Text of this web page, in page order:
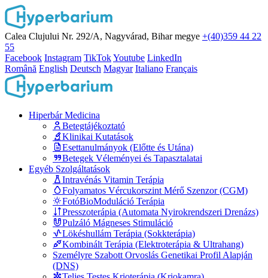
Calea Clujului Nr. 292/A, Nagyvárad, Bihar megye +(40)359 44 22
55
Facebook Instagram TikTokYoutube LinkedIn
Română English Deutsch Magyar Italiano Français
Hiperbár Medicina
Betegtájékoztató
Klinikai Kutatások
Esettanulmányok (Előtte és Utána)
Betegek Véleményei és Tapasztalatai
Egyéb Szolgáltatások
Intravénás Vitamin Terápia
Folyamatos Vércukorszint Mérő Szenzor (CGM)
FotóBioModuláció Terápia
Presszoterápia (Automata Nyirokrendszeri Drenázs)
Pulzáló Mágneses Stimuláció
Lökéshullám Terápia (Sokkterápia)
Kombinált Terápia (Elektroterápia & Ultrahang)
Személyre Szabott Orvoslás Genetikai Profil Alapján
(DNS)